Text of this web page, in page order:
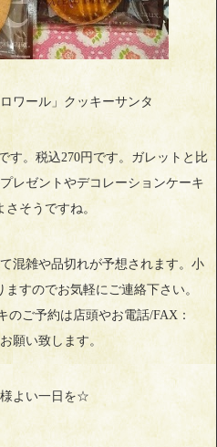
ワール」クッキーサンタ
す。税込270円です。ガレットと比
レゼントやデコレーションケーキ
さそうですね。
混雑や品切れが予想されます。小
すのでお気軽にご連絡下さい。
のご予約は店頭やお電話/FAX：
願い致します。
よい一日を☆